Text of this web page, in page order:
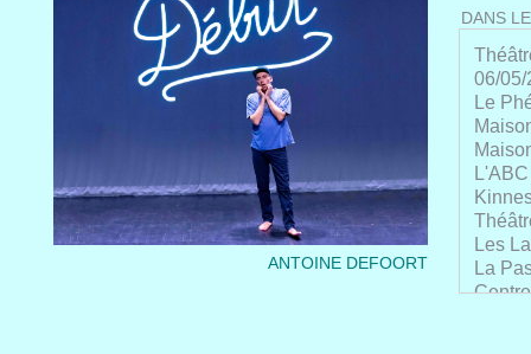
ANTOINE DEFOORT
DANS
06/05/
Le
Les
La